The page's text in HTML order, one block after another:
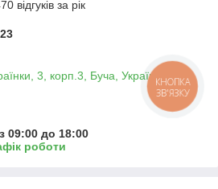
відгуків за рік
3, корп.3, Буча, Україна
09:00 до 18:00
роботи
КНОПКА
ЗВ'ЯЗКУ